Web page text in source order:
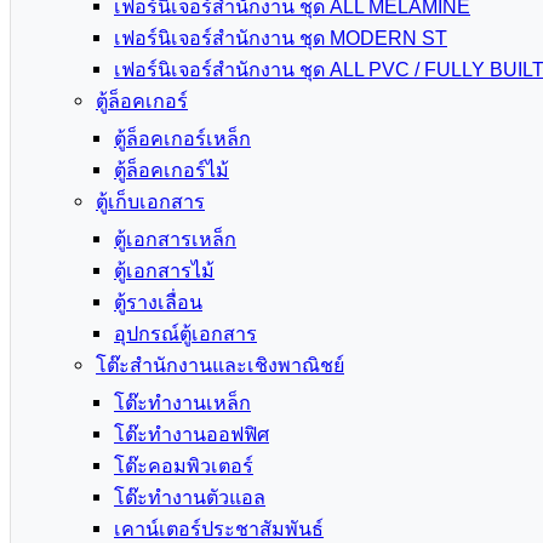
เฟอร์นิเจอร์สำนักงาน ชุด ALL MELAMINE
เฟอร์นิเจอร์สำนักงาน ชุด MODERN ST
เฟอร์นิเจอร์สำนักงาน ชุด ALL PVC / FULLY BUILT
ตู้ล็อคเกอร์
ตู้ล็อคเกอร์เหล็ก
ตู้ล็อคเกอร์ไม้
ตู้เก็บเอกสาร
ตู้เอกสารเหล็ก
ตู้เอกสารไม้
ตู้รางเลื่อน
อุปกรณ์ตู้เอกสาร
โต๊ะสำนักงานและเชิงพาณิชย์
โต๊ะทำงานเหล็ก
โต๊ะทำงานออฟฟิศ
โต๊ะคอมพิวเตอร์
โต๊ะทำงานตัวแอล
เคาน์เตอร์ประชาสัมพันธ์